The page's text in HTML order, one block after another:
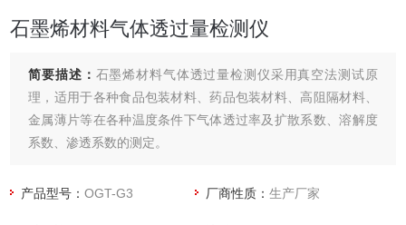
石墨烯材料气体透过量检测仪
简要描述： 石墨烯材料气体透过量检测仪采用真空法测试原
理，适用于各种食品包装材料、药品包装材料、高阻隔材料、
金属薄片等在各种温度条件下气体透过率及扩散系数、溶解度
系数、渗透系数的测定。
产品型号：OGT-G3 厂商性质：生产厂家